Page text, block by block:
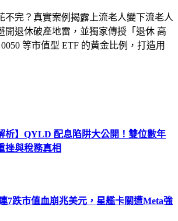
不完？真實案例揭露上流老人變下流老人
開退休破產地雷，並獨家傳授「退休 高
等市值型 ETF 的黃金比例，打造用
析】QYLD 配息陷阱大公開！雙位數年
挫與稅務真相
7跌市值血崩兆美元，星艦卡關遭Meta強